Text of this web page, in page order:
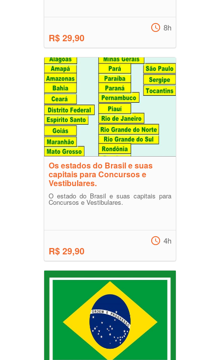
R$ 29,90
8h
Os estados do Brasil e suas
capitais para Concursos e
Vestibulares.
O estado do Brasil e suas capitais para
Concursos e Vestibulares.
R$ 29,90
4h